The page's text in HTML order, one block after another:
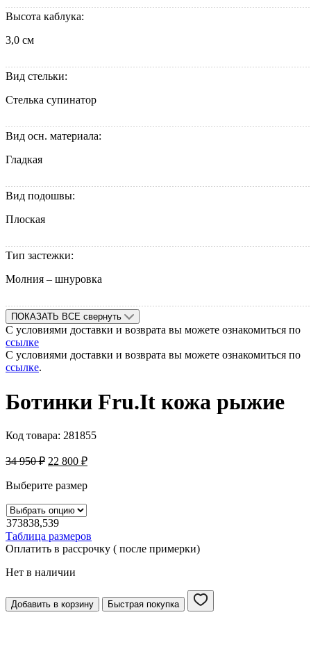
Высота каблука:
3,0 см
Вид стельки:
Стелька супинатор
Вид осн. материала:
Гладкая
Вид подошвы:
Плоская
Тип застежки:
Молния – шнуровка
ПОКАЗАТЬ ВСЕ свернуть
С условиями доставки и возврата вы можете ознакомиться по
ссылке
С условиями доставки и возврата вы можете ознакомиться по
ссылке.
Ботинки Fru.It кожа рыжие
Код товара: 281855
34 950₽ 22 800 ₽
Выберите размер
373838,539
Таблица размеров
Оплатить в рассрочку ( после примерки)
Нет в наличии
Добавить в корзину Быстрая покупка